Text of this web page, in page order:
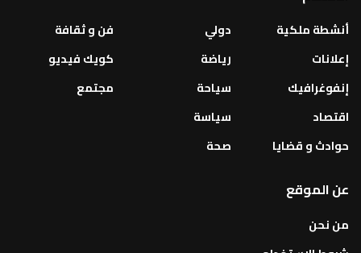
أنشطة ملكية
إعلانات
إنفوغرافيك
اقتصاد
حوادث و قضايا
دولي
رياضة
سياحة
سياسة
صحة
فن و ثقافة
كويك فيديو
مجتمع
عن الموقع
من نحن